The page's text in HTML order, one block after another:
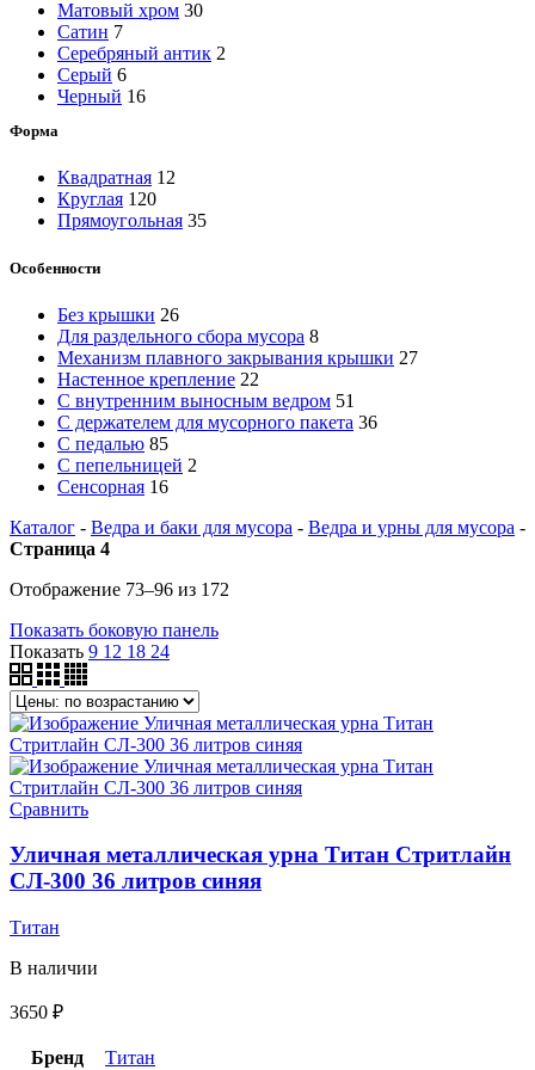
Матовый хром 30
Сатин 7
Серебряный антик 2
Серый 6
Черный 16
Форма
Квадратная 12
Круглая 120
Прямоугольная 35
Особенности
Без крышки 26
Для раздельного сбора мусора 8
Механизм плавного закрывания крышки 27
Настенное крепление 22
С внутренним выносным ведром 51
С держателем для мусорного пакета 36
С педалью 85
С пепельницей 2
Сенсорная 16
Каталог - Ведра и баки для мусора - Ведра и урны для мусора -
Страница 4
Отображение 73–96 из 172
Показать боковую панель
Показать 9 12 18 24
Сравнить
Уличная металлическая урна Титан Стритлайн
СЛ-300 36 литров синяя
Титан
В наличии
3650 ₽
Бренд Титан